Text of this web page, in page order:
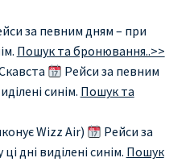
за певним дням – при
Пошук та бронювання..>>
Рейси за певним
синім. Пошук та
Wizz Air)
Рейси за
дні виділені синім. Пошук